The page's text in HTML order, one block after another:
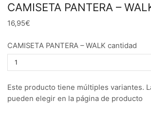
CAMISETA PANTERA –
16,95€
CAMISETA PANTERA – WALK cantidad
Este producto tiene múltiples variantes.
pueden elegir en la página de producto